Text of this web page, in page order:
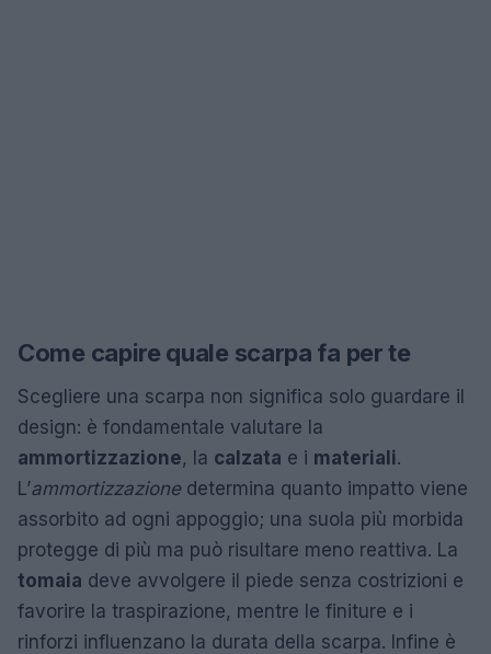
Come capire quale scarpa fa per te
Scegliere una scarpa non significa solo guardare il
design: è fondamentale valutare la
ammortizzazione, la calzata e i materiali.
L’ammortizzazionedetermina quanto impatto viene
assorbito ad ogni appoggio; una suola più morbida
protegge di più ma può risultare meno reattiva. La
tomaia deve avvolgere il piede senza costrizioni e
favorire la traspirazione, mentre le finiture e i
rinforzi influenzano la durata della scarpa. Infine è